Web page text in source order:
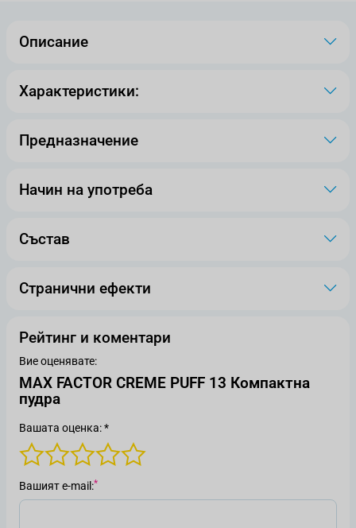
Описание
Характеристики:
Предназначение
Начин на употреба
Състав
Странични ефекти
Рейтинг и коментари
Вие оценявате:
MAX FACTOR CREME PUFF 13 Компактна
пудра
Вашата оценка: *
Вашият е-mail